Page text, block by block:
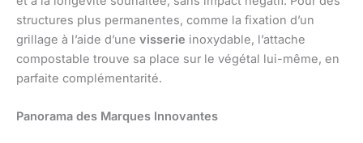
structures plus permanentes, comme la fixation d’un
grillage à l’aide d’une visserie inoxydable, l’attache
compostable trouve sa place sur le végétal lui-même, en
parfaite complémentarité.
Panorama des Marques Innovantes